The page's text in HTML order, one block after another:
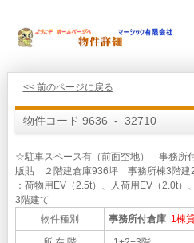
<< 前のページに戻る
物件コード 9636 - 32710
☆駐車スペース有（前面空地） 事務
版貼 ２階建倉庫936坪 事務所棟3階建
：荷物用EV（2.5t）、人荷用EV（2.0t
3階建て
物件種別
事務所付倉庫 1棟